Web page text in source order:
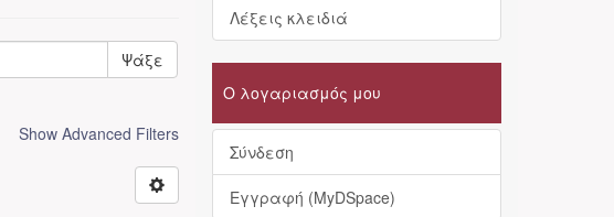
Ψάξε
Show Advanced Filters
Λέξεις κλειδιά
Ο λογαριασμός μου
Σύνδεση
Εγγραφή (MyDSpace)